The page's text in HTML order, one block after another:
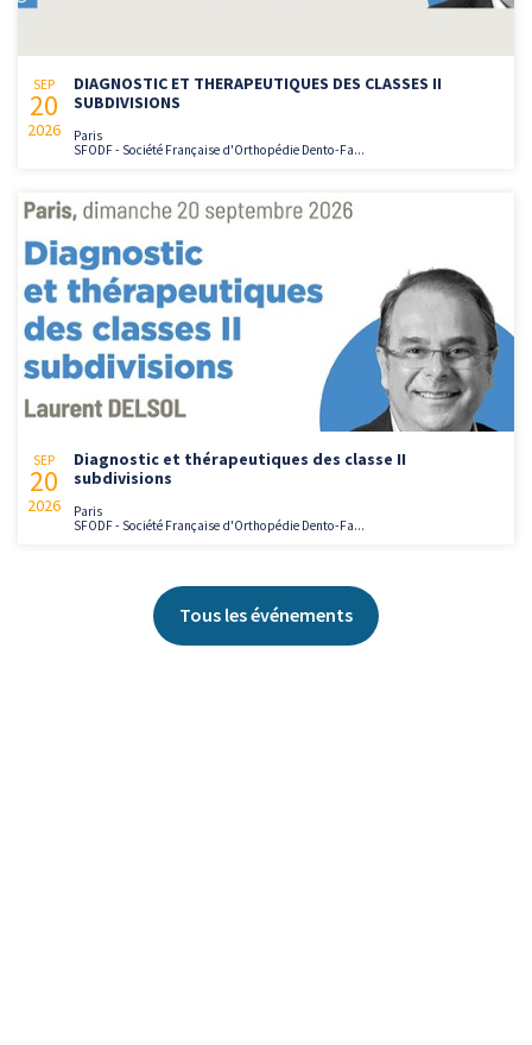
SEP
20
2026
DIAGNOSTIC ET THERAPEUTIQUES DES CLASSES II
SUBDIVISIONS
Paris
SFODF - Société Française d'Orthopédie Dento-Fa...
SEP
20
2026
Diagnostic et thérapeutiques des classe II
subdivisions
Paris
SFODF - Société Française d'Orthopédie Dento-Fa...
Tous les événements